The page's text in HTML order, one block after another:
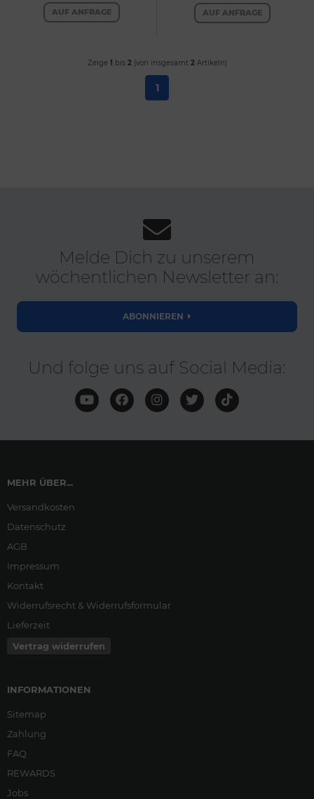
AUF ANFRAGE AUF ANFRAGE
Zeige 1 bis 2(von insgesamt 2Artikeln)
1
Melde Dich zu unserem
wöchentlichen Newsletter an:
ABONNIEREN
Und folge uns auf Social Media:
MEHR ÜBER...
Versandkosten
Datenschutz
AGB
Impressum
Kontakt
Widerrufsrecht & Widerrufsformular
Lieferzeit
Vertrag widerrufen
INFORMATIONEN
Sitemap
Zahlung
FAQ
REWARDS
Jobs